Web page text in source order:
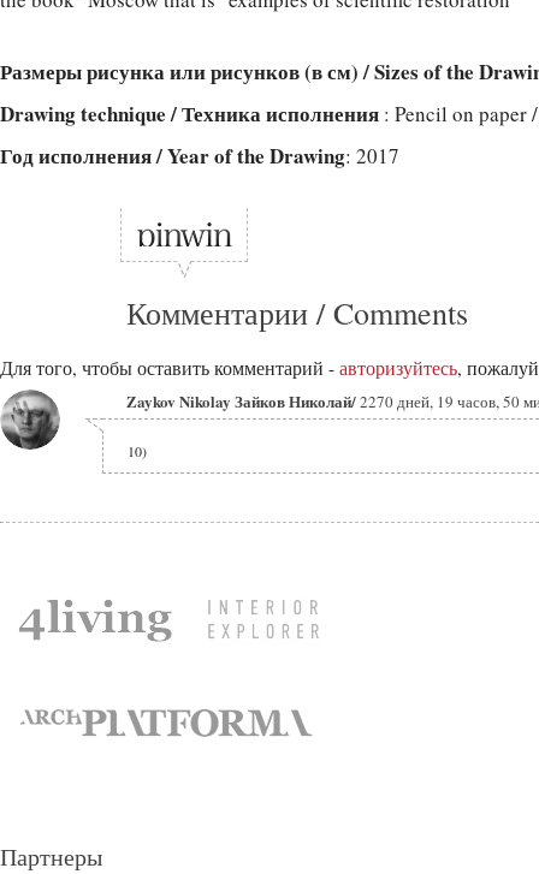
Размеры рисунка или рисунков (в см) / Sizes of the
Drawing technique / Техника исполнения : Pencil on paper
Год исполнения / Year of the Drawing: 2017
Комментарии / Comments
Для того, чтобы оставить комментарий - авторизуйтесь,
Zaykov Nikolay Зайков Николай/2270 дней, 19 часов, 50
10)
Партнеры